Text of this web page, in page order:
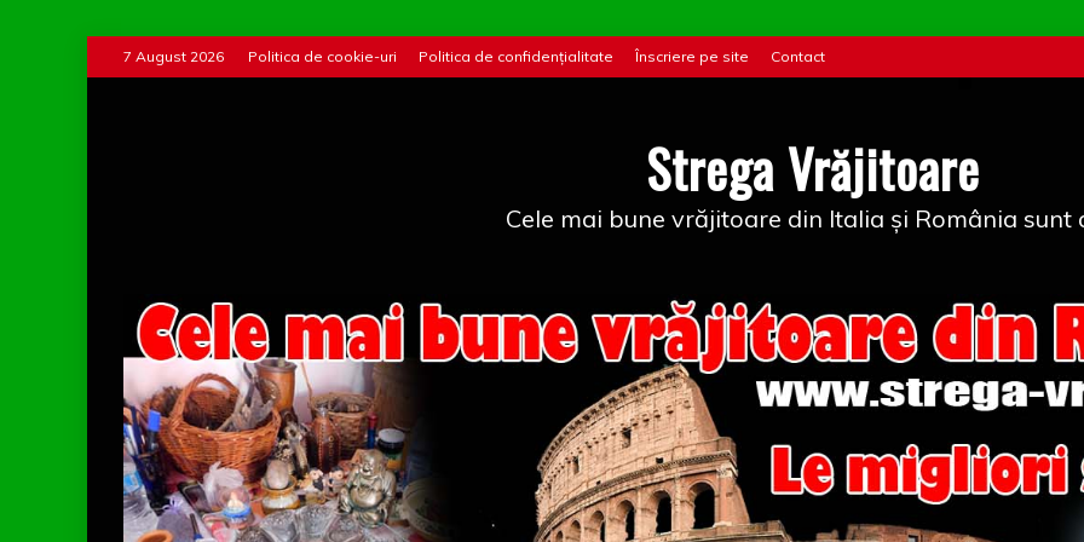
to
7 August 2026 Politica de cookie-uri Politica de confidențialitate Înscriere pe site Contact
Strega Vrăjitoare
Cele mai bune vrăjitoare din Italia și România sunt